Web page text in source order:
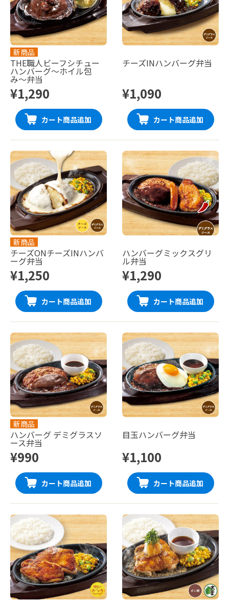
新商品
THE職人ビーフシチュー
ハンバーグ〜ホイル包
み〜弁当
¥1,290
カート商品追加
チーズINハンバーグ弁当
¥1,090
カート商品追加
新商品
チーズONチーズINハンバ
ーグ弁当
¥1,250
カート商品追加
ハンバーグミックスグリ
ル弁当
¥1,290
カート商品追加
新商品
ハンバーグ デミグラスソ
ース弁当
¥990
カート商品追加
目玉ハンバーグ弁当
¥1,100
カート商品追加